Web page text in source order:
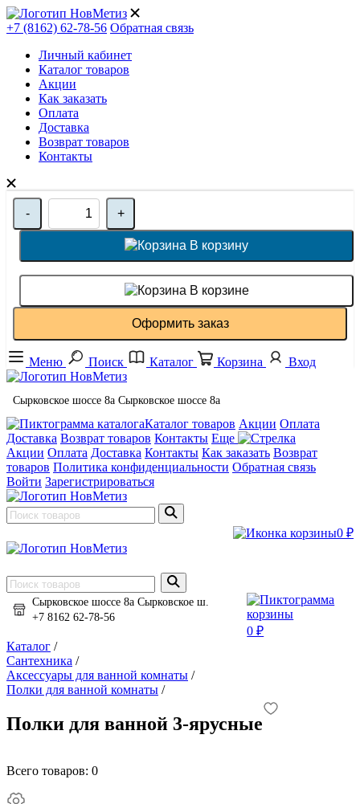
+7 (8162) 62-78-56 Обратная связь
Личный кабинет
Каталог товаров
Акции
Как заказать
Оплата
Доставка
Возврат товаров
Контакты
- +
В корзину
В корзине
Оформить заказ
Меню Поиск Каталог Корзина Вход
Сырковское шоссе 8а Сырковское шоссе 8а
Каталог товаров Акции Оплата
Доставка Возврат товаров Контакты Еще
Акции Оплата Доставка Контакты Как заказать Возврат
товаров Политика конфиденциальности Обратная связь
Войти Зарегистрироваться
0 ₽
Сырковское шоссе 8а Сырковское ш.
+7 8162 62-78-56
0 ₽
Каталог /
Сантехника /
Аксессуары для ванной комнаты /
Полки для ванной комнаты /
Полки для ванной 3-ярусные
Всего товаров: 0